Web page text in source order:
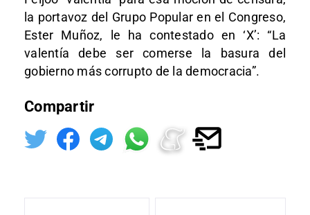
la portavoz del Grupo Popular en el Congreso,
Ester Muñoz, le ha contestado en ‘X’: “La
valentía debe ser comerse la basura del
gobierno más corrupto de la democracia”.
Compartir